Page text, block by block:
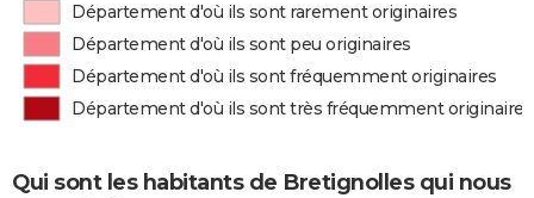
Département d'où ils sont rarement originaires
Département d'où ils sont peu originaires
Département d'où ils sont fréquemment originaires
Département d'où ils sont très fréquemment originaires
Qui sont les habitants de Bretignolles qui nous